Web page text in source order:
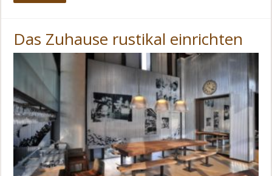
Das Zuhause rustikal einrichten